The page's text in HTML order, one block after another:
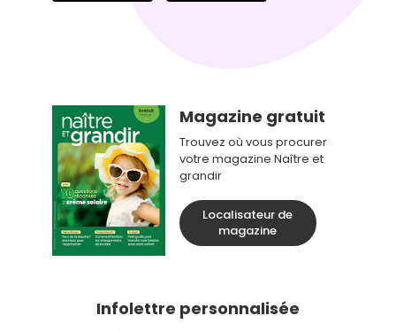
Magazine gratuit
Trouvez où vous procurer
votre magazine Naître et
grandir
Localisateur de
magazine
Infolettre personnalisée